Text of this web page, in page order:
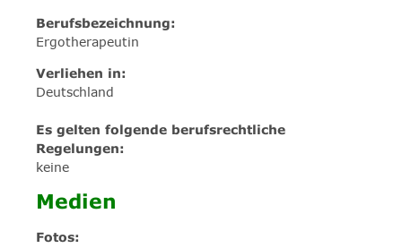
Berufsbezeichnung:
Ergotherapeutin
Verliehen in:
Deutschland
Es gelten folgende berufsrechtliche
Regelungen:
keine
Medien
Fotos: